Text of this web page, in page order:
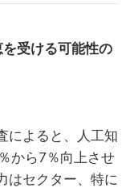
受ける可能性の
によると、人工知
から7％向上させ
はセクター、特に